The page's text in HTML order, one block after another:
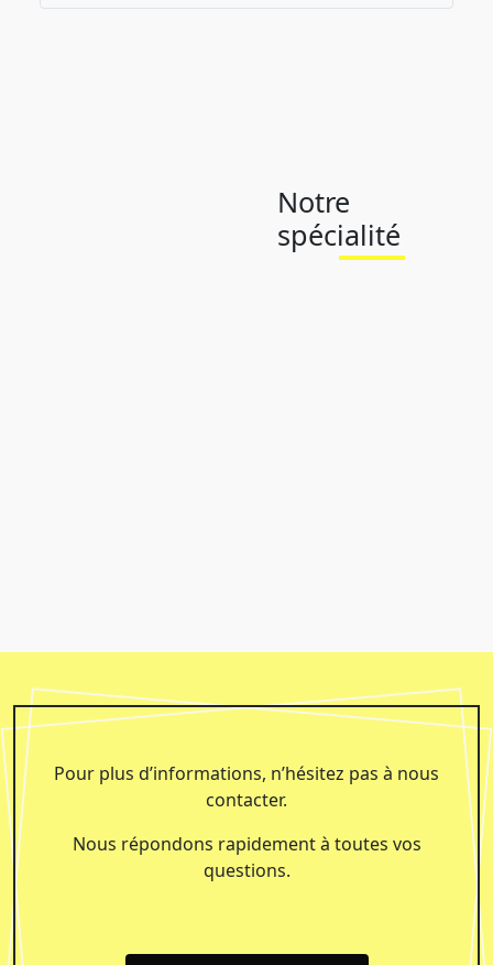
Notre
spécialité
Pour plus d’informations, n’hésitez pas à nous
contacter.
Nous répondons rapidement à toutes vos
questions.